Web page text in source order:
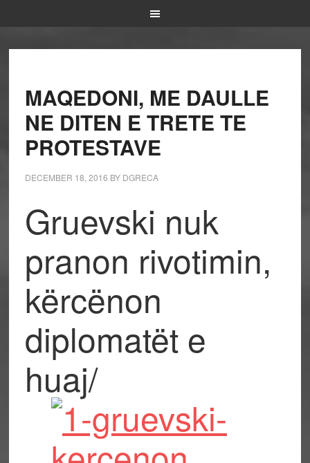
MAQEDONI, ME DAULLE
NE DITEN E TRETE TE
PROTESTAVE
DECEMBER 18, 2016 BY DGRECA
Gruevski nuk
pranon rivotimin,
kërcënon
diplomatët e
huaj/